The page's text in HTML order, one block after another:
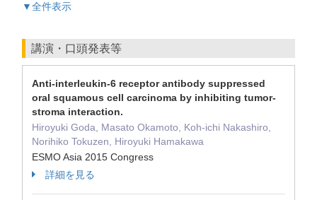
▼全件表示
講演・口頭発表等
Anti-interleukin-6 receptor antibody suppressed
oral squamous cell carcinoma by inhibiting tumor-
stroma interaction.
Hiroyuki Goda, Masato Okamoto, Koh-ichi Nakashiro,
Norihiko Tokuzen, Hiroyuki Hamakawa
ESMO Asia 2015 Congress
詳細を見る